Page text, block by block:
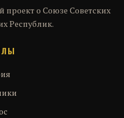
о Союзе Советских
Республик.